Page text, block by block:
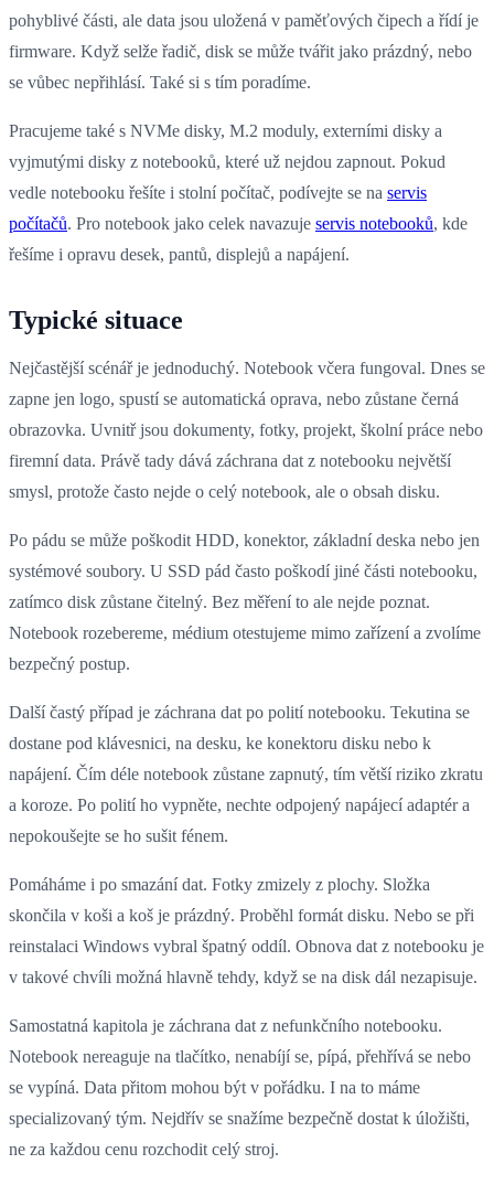
pohyblivé části, ale data jsou uložená v paměťových čipech a řídí je
firmware. Když selže řadič, disk se může tvářit jako prázdný, nebo
se vůbec nepřihlásí. Také si s tím poradíme.
Pracujeme také s NVMe disky, M.2 moduly, externími disky a
vyjmutými disky z notebooků, které už nejdou zapnout. Pokud
vedle notebooku řešíte i stolní počítač, podívejte se na servis
počítačů. Pro notebook jako celek navazuje servis notebooků, kde
řešíme i opravu desek, pantů, displejů a napájení.
Typické situace
Nejčastější scénář je jednoduchý. Notebook včera fungoval. Dnes se
zapne jen logo, spustí se automatická oprava, nebo zůstane černá
obrazovka. Uvnitř jsou dokumenty, fotky, projekt, školní práce nebo
firemní data. Právě tady dává záchrana dat z notebooku největší
smysl, protože často nejde o celý notebook, ale o obsah disku.
Po pádu se může poškodit HDD, konektor, základní deska nebo jen
systémové soubory. U SSD pád často poškodí jiné části notebooku,
zatímco disk zůstane čitelný. Bez měření to ale nejde poznat.
Notebook rozebereme, médium otestujeme mimo zařízení a zvolíme
bezpečný postup.
Další častý případ je záchrana dat po polití notebooku. Tekutina se
dostane pod klávesnici, na desku, ke konektoru disku nebo k
napájení. Čím déle notebook zůstane zapnutý, tím větší riziko zkratu
a koroze. Po polití ho vypněte, nechte odpojený napájecí adaptér a
nepokoušejte se ho sušit fénem.
Pomáháme i po smazání dat. Fotky zmizely z plochy. Složka
skončila v koši a koš je prázdný. Proběhl formát disku. Nebo se při
reinstalaci Windows vybral špatný oddíl. Obnova dat z notebooku je
v takové chvíli možná hlavně tehdy, když se na disk dál nezapisuje.
Samostatná kapitola je záchrana dat z nefunkčního notebooku.
Notebook nereaguje na tlačítko, nenabíjí se, pípá, přehřívá se nebo
se vypíná. Data přitom mohou být v pořádku. I na to máme
specializovaný tým. Nejdřív se snažíme bezpečně dostat k úložišti,
ne za každou cenu rozchodit celý stroj.